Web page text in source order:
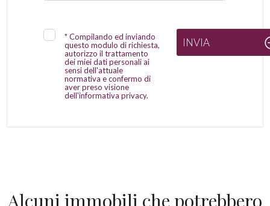
*Compilando ed inviando
questo modulo di richiesta,
autorizzo il trattamento
dei miei dati personali ai
sensi dell'attuale
normativa e confermo di
aver preso visione
dell'informativa privacy.
INVIA
Alcuni immobili che potrebbero